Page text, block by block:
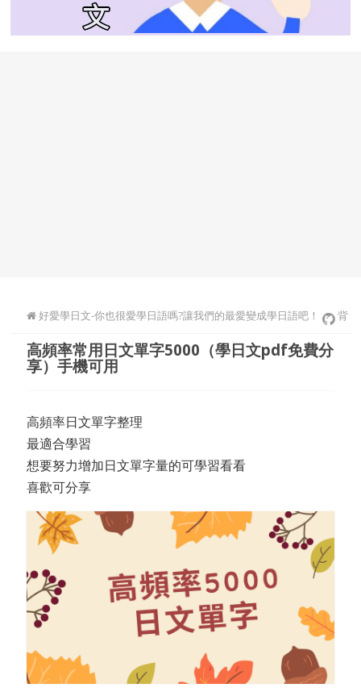
好愛學日文-你也很愛學日語嗎?讓我們的最愛變成學日語吧！ 背
日文單字
高頻率常用日文單字5000（學日文pdf免費分
享）手機可用
高頻率日文單字整理
最適合學習
想要努力增加日文單字量的可學習看看
喜歡可分享